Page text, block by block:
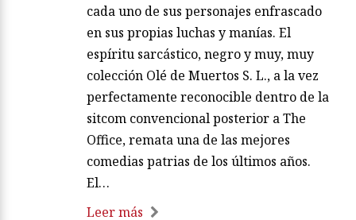
cada uno de sus personajes enfrascado
en sus propias luchas y manías. El
espíritu sarcástico, negro y muy, muy
colección Olé de Muertos S. L., a la vez
perfectamente reconocible dentro de la
sitcom convencional posterior a The
Office, remata una de las mejores
comedias patrias de los últimos años.
El…
Leer más